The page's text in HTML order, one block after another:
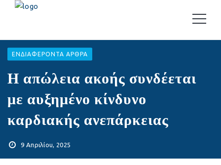
EΝΔΙΑΦΈΡΟΝΤΑ ΆΡΘΡΑ
Η απώλεια ακοής συνδέεται
με αυξημένο κίνδυνο
καρδιακής ανεπάρκειας
9 Απριλίου, 2025